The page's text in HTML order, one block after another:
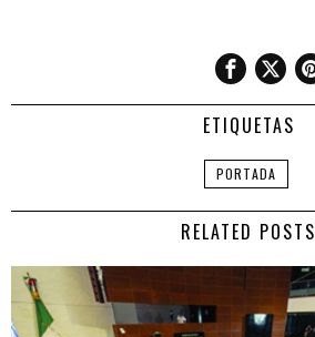
ETIQUETAS
PORTADA
RELATED POSTS